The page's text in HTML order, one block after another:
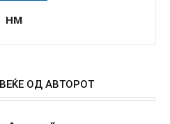
НМ
ОД АВТОРОТ